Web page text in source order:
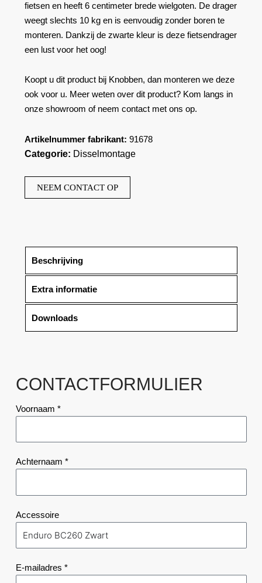
fietsen en heeft 6 centimeter brede wielgoten. De drager
weegt slechts 10 kg en is eenvoudig zonder boren te
monteren. Dankzij de zwarte kleur is deze fietsendrager
een lust voor het oog!
Koopt u dit product bij Knobben, dan monteren we deze
ook voor u. Meer weten over dit product? Kom langs in
onze showroom of neem contact met ons op.
Artikelnummer fabrikant: 91678
Categorie: Disselmontage
NEEM CONTACT OP
Beschrijving
Extra informatie
Downloads
CONTACTFORMULIER
Voornaam *
Achternaam *
Accessoire
E-mailadres *